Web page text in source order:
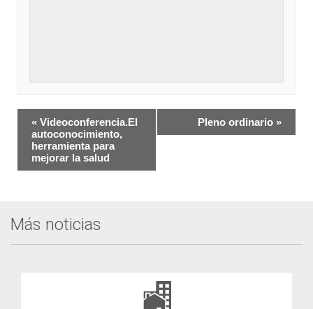
Navegación
del
Evento
« Videoconferencia.El
autoconocimiento,
herramienta para
mejorar la salud
Pleno ordinario »
Más noticias